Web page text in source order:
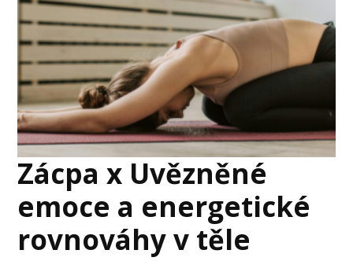
Zácpa x Uvězněné
emoce a energetické
rovnováhy v těle